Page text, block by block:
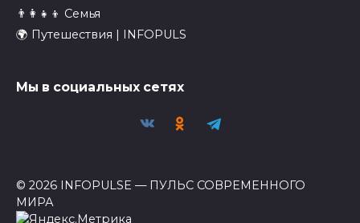
👨‍👩‍👧‍👦 Семья
🌍 Путешествия | INFOPULS
Мы в социальных сетях
© 2026 INFOPULSE — ПУЛЬС СОВРЕМЕННОГО
МИРА